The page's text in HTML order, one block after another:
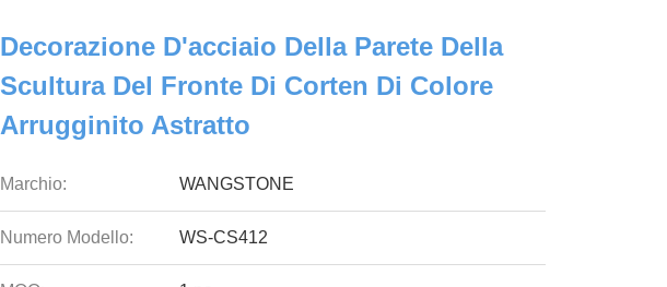
Decorazione D'acciaio Della Parete Della
Scultura Del Fronte Di Corten Di Colore
Arrugginito Astratto
Marchio: WANGSTONE
Numero Modello: WS-CS412